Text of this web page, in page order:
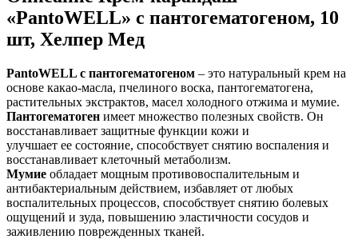
«PantoWELL» с пантогематогеном, 10
шт, Хелпер Мед
PantoWELL с пантогематогеном – это натуральный крем на
основе какао-масла, пчелиного воска, пантогематогена,
растительных экстрактов, масел холодного отжима и мумие.
Пантогематоген имеет множество полезных свойств. Он
восстанавливает защитные функции кожи и
улучшает ее состояние, способствует снятию воспаления и
восстанавливает клеточный метаболизм.
Мумие обладает мощным противовоспалительным и
антибактериальным действием, избавляет от любых
воспалительных процессов, способствует снятию болевых
ощущений и зуда, повышению эластичности сосудов и
заживлению поврежденных тканей.